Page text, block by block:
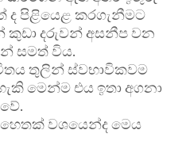
ද පිළියෙළ කරගැනීමට
දරුවන් අසනීප වන
සමත් විය.
තුලින් ස්වභාවිකවම
මෙන්ම එය ඉතා අගනා
වශයෙන්ද මෙය